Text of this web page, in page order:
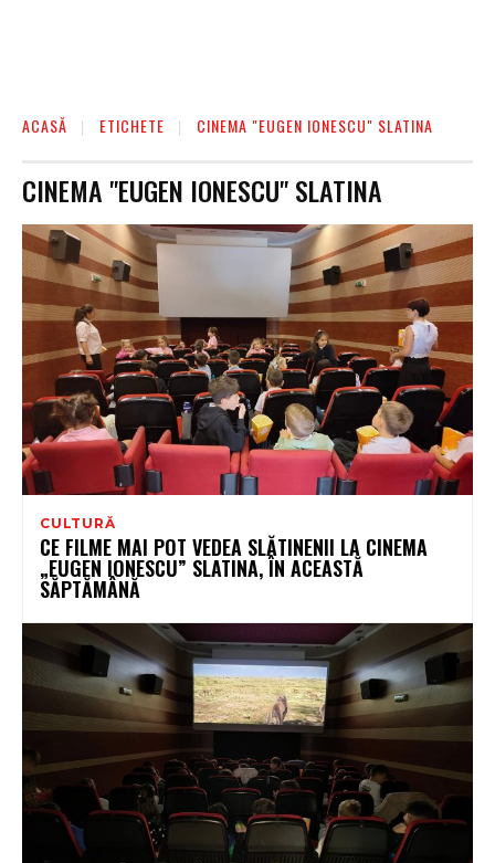
ACASĂ ETICHETE CINEMA "EUGEN IONESCU" SLATINA
CINEMA "EUGEN IONESCU" SLATINA
CULTURĂ
CE FILME MAI POT VEDEA SLĂTINENII LA CINEMA
„EUGEN IONESCU” SLATINA, ÎN ACEASTĂ
SĂPTĂMÂNĂ